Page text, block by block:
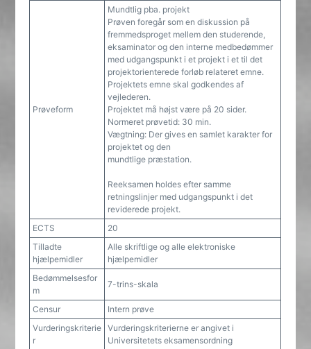
Prøveform
Mundtlig pba. projekt
Prøven foregår som en diskussion på
fremmedsproget mellem den studerende,
eksaminator og den interne medbedømmer
med udgangspunkt i et projekt i et til det
projektorienterede forløb relateret emne.
Projektets emne skal godkendes af
vejlederen.
Projektet må højst være på 20 sider.
Normeret prøvetid: 30 min.
Vægtning: Der gives en samlet karakter for
projektet og den
mundtlige præstation.
Reeksamen holdes efter samme
retningslinjer med udgangspunkt i det
reviderede projekt.
ECTS
20
Tilladte
hjælpemidler
Alle skriftlige og alle elektroniske
hjælpemidler
Bedømmelsesfor
m
7-trins-skala
Censur
Intern prøve
Vurderingskriterie
r
Vurderingskriterierne er angivet i
Universitetets eksamensordning